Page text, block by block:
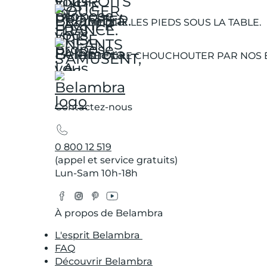
METTRE LES PIEDS SOUS LA TABLE.
SE FAIRE CHOUCHOUTER PAR NOS
Contactez-nous
0 800 12 519
(appel et service gratuits)
Lun-Sam 10h-18h
Facebook
Instagram
Pinterest
YouTube
À propos de Belambra
L'esprit Belambra
FAQ
Découvrir Belambra